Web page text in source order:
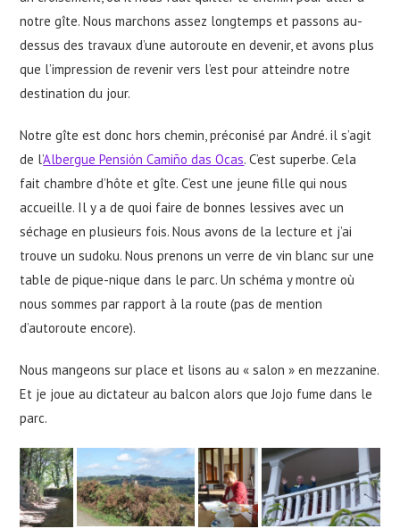
notre gîte. Nous marchons assez longtemps et passons au-
dessus des travaux d’une autoroute en devenir, et avons plus
que l’impression de revenir vers l’est pour atteindre notre
destination du jour.
Notre gîte est donc hors chemin, préconisé par André. il s’agit
de l’Albergue Pensión Camiño das Ocas. C’est superbe. Cela
fait chambre d’hôte et gîte. C’est une jeune fille qui nous
accueille. Il y a de quoi faire de bonnes lessives avec un
séchage en plusieurs fois. Nous avons de la lecture et j’ai
trouve un sudoku. Nous prenons un verre de vin blanc sur une
table de pique-nique dans le parc. Un schéma y montre où
nous sommes par rapport à la route (pas de mention
d’autoroute encore).
Nous mangeons sur place et lisons au « salon » en mezzanine.
Et je joue au dictateur au balcon alors que Jojo fume dans le
parc.